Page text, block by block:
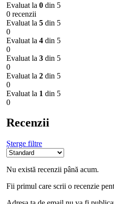
Evaluat la 0 din 5
0 recenzii
Evaluat la 5 din 5
0
Evaluat la 4 din 5
0
Evaluat la 3 din 5
0
Evaluat la 2 din 5
0
Evaluat la 1 din 5
0
Recenzii
Șterge filtre
Nu există recenzii până acum.
Fii primul care scrii o recenzie